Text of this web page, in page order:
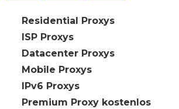
🇩🇪 Residential Proxys
🇩🇪 ISP Proxys
🇩🇪 Datacenter Proxys
🇩🇪 Mobile Proxys
🇩🇪 IPv6 Proxys
⭐ Premium Proxy kostenlos